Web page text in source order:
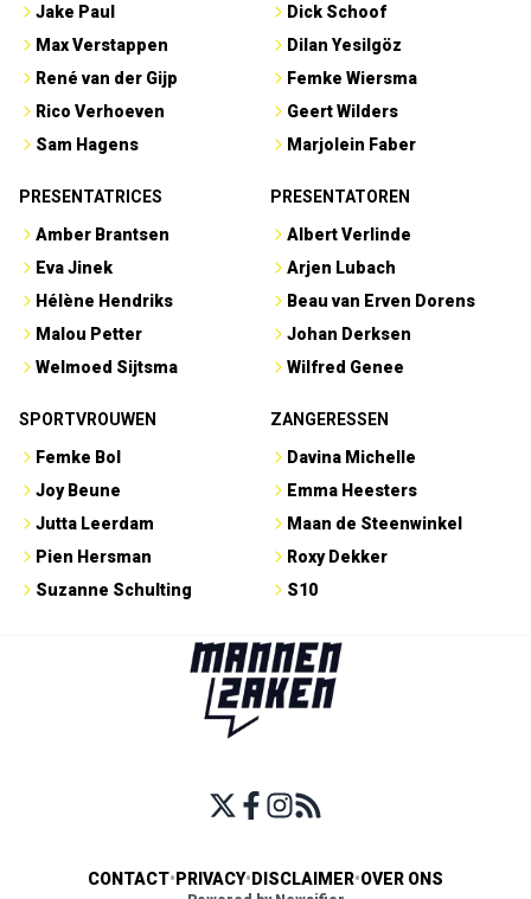
Jake Paul
Max Verstappen
René van der Gijp
Rico Verhoeven
Sam Hagens
Dick Schoof
Dilan Yesilgöz
Femke Wiersma
Geert Wilders
Marjolein Faber
PRESENTATRICES
Amber Brantsen
Eva Jinek
Hélène Hendriks
Malou Petter
Welmoed Sijtsma
PRESENTATOREN
Albert Verlinde
Arjen Lubach
Beau van Erven Dorens
Johan Derksen
Wilfred Genee
SPORTVROUWEN
Femke Bol
Joy Beune
Jutta Leerdam
Pien Hersman
Suzanne Schulting
ZANGERESSEN
Davina Michelle
Emma Heesters
Maan de Steenwinkel
Roxy Dekker
S10
CONTACT• PRIVACY• DISCLAIMER•OVER ONS